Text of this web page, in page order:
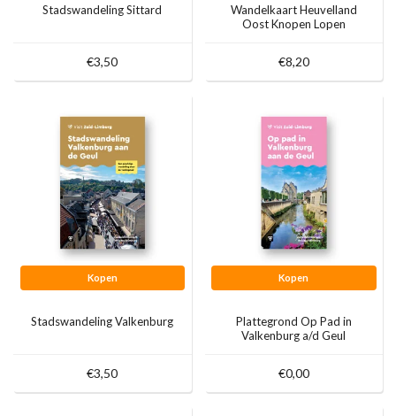
Stadswandeling Sittard
€3,50
Wandelkaart Heuvelland
Oost Knopen Lopen
€8,20
Kopen
Stadswandeling Valkenburg
€3,50
Kopen
Plattegrond Op Pad in
Valkenburg a/d Geul
€0,00